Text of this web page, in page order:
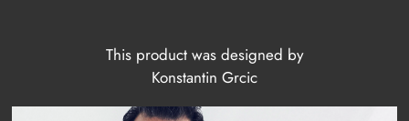
This product was designed by
Konstantin Grcic